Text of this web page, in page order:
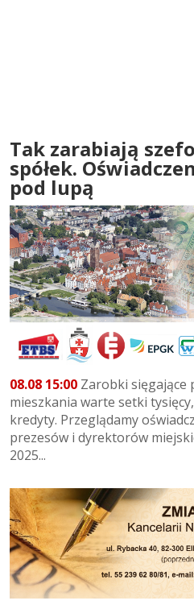
Tak zarabiają
spółek.
pod lupą
08.08 15:00 Zarobki sięgające
mieszkania warte setki
kredyty. Przeglądamy
prezesów i dyrektorów
2025...